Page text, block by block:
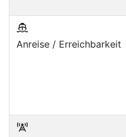
Anreise / Erreichbarkeit